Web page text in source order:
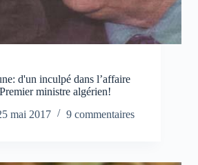
d'un inculpé dans l’affaire
ministre algérien!
mai 2017 9 commentaires